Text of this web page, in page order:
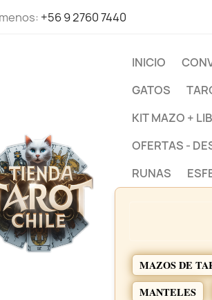
+56 9 2760 7440
INICIO
GATOS
KIT MAZO +
OFERTAS -
RUNAS
MAZOS DE
MANTELES